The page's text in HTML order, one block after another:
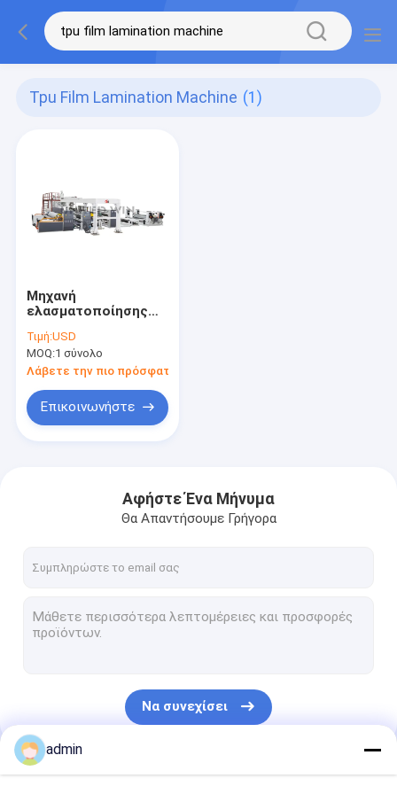
Tpu Film Lamination Machine (1)
Μηχανή
ελασματοποίησης
υφαμένο το PP
φύλλο
ελασματοποίησης
τσαντών που
κατασκευάζει τη
μηχανή
Τιμή:USD
MOQ:1 σύνολο
Λάβετε την πιο πρόσφατη τιμή
Επικοινωνήστε
Αφήστε Ένα Μήνυμα
Θα Απαντήσουμε Γρήγορα
Να συνεχίσει
Οι Κατηγορίες Μας
admin